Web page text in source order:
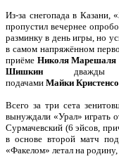
Из-за снегопада в Казани,
пропустил вечернее
разминку в день игры, но
в самом напряжённом
приёме Николя Марешаля
Шишкин дважды
подачами Майки
Всего за три сета
вынуждали «Урал» играть
Сурмачевский (6 эйсов,
в основе второй матч
«Факелом» летал на